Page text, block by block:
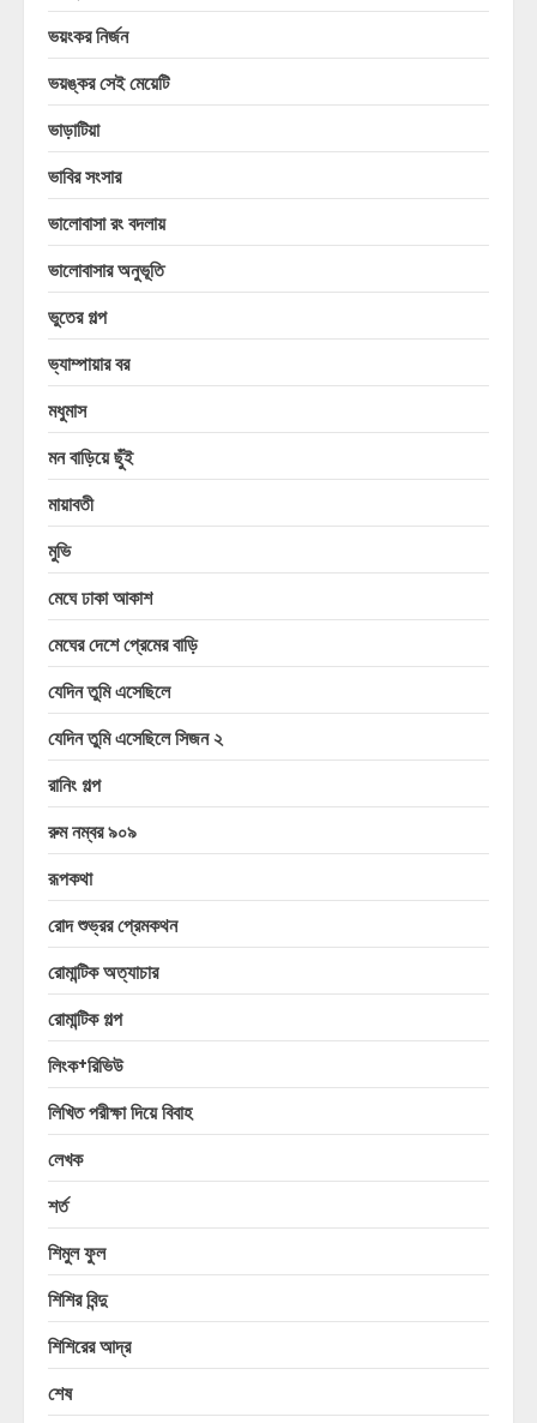
ভয়ংকর নির্জন
ভয়ঙ্কর সেই মেয়েটি
ভাড়াটিয়া
ভাবির সংসার
ভালোবাসা রং বদলায়
ভালোবাসার অনুভূতি
ভুতের গল্প
ভ্যাম্পায়ার বর
মধুমাস
মন বাড়িয়ে ছুঁই
মায়াবতী
মুভি
মেঘে ঢাকা আকাশ
মেঘের দেশে প্রেমের বাড়ি
যেদিন তুমি এসেছিলে
যেদিন তুমি এসেছিলে সিজন ২
রানিং গল্প
রুম নম্বর ৯০৯
রূপকথা
রোদ শুভ্রর প্রেমকথন
রোমান্টিক অত্যাচার
রোমান্টিক গল্প
লিংক+রিভিউ
লিখিত পরীক্ষা দিয়ে বিবাহ
লেখক
শর্ত
শিমুল ফুল
শিশির বিন্দু
শিশিরের আদ্র
শেষ